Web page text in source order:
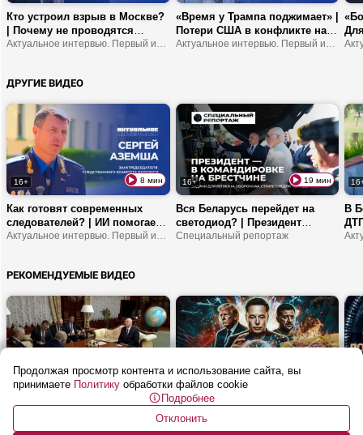
Кто устроил взрыв в Москве?
| Почему не проводятся
выборы в Украине? |
«Время у Трампа поджимает» |
Потери США в конфликте на
Ближнем Востоке | Европа
от
ДРУГИЕ ВИДЕО
16+ 8 мин
Как готовят современных
следователей? | ИИ помогает
в работе СК? | Сколько
16+ 19 мин
Вся Беларусь перейдет на
светодиод? | Президент
устроил жесткий разбор в
Специальный репортаж
В
РЕКОМЕНДУЕМЫЕ ВИДЕО
16+ 2 мин
Лукашенко: Мы умеем делать
необходимо Алжиру!
16+
ИИ угрожает суверенитету? |
Что будет с Украиной после
Продолжая просмотр контента и использование сайта, вы
принимаете Политику обработки файлов cookie
Подробнее
Отклонить